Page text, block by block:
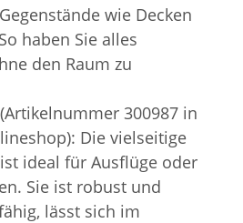
wie Decken
haben Sie alles
den Raum zu
300987 in
Die vielseitige
ideal für Ausflüge oder
Sie ist robust und
lässt sich im